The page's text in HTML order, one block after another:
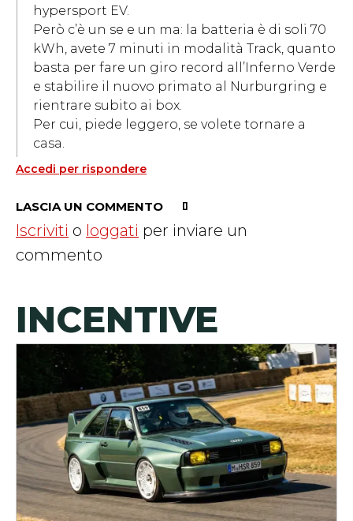
hypersport EV.
Però c’è un se e un ma: la batteria è di soli 70
kWh, avete 7 minuti in modalità Track, quanto
basta per fare un giro record all’Inferno Verde
e stabilire il nuovo primato al Nurburgring e
rientrare subito ai box.
Per cui, piede leggero, se volete tornare a
casa.
Accedi per rispondere
LASCIA UN COMMENTO
Iscriviti o loggati per inviare un
commento
INCENTIVE